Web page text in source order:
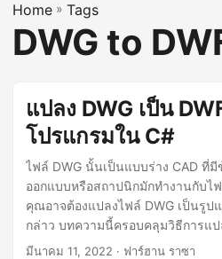
Home » Tags
DWG to
แปลง DWG เป็น
โปรแกรมใน C#
ไฟล์ DWG นั้นเป็นแบบร่าง CAD ที่
ออกแบบหรือสถาปนิกมักทำงานกับไ
คุณอาจต้องแปลงไฟล์ DWG เป็นรูป
กล่าว บทความนี้ครอบคลุมวิธีการแป
ทางโปรแกรมใน C#
มีนาคม 11, 2022 · ฟาร์ฮาน ราซา